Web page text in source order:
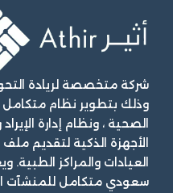
شركة متخصصة لريادة
وذلك بتطوير نظام متكامل
الصحية ، ونظام إدارة
الأجهزة الذكية لتقديم
سعودي متكامل للمنشآت